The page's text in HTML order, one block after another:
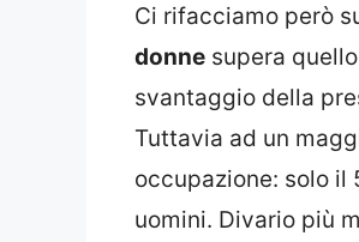
Ci rifacciamo però
donne supera
svantaggio della
Tuttavia ad un
occupazione: solo il
uomini. Divario più